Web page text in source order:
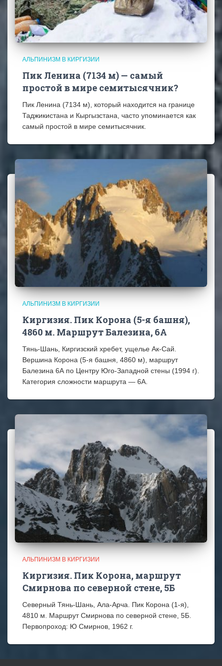
АЛЬПИНИЗМ В КИРГИЗИИ
Пик Ленина (7134 м) — самый
простой в мире семитысячник?
Пик Ленина (7134 м), который находится на границе
Таджикистана и Кыргызстана, часто упоминается как
самый простой в мире семитысячник.
АЛЬПИНИЗМ В КИРГИЗИИ
Киргизия. Пик Корона (5-я башня),
4860 м. Маршрут Балезина, 6А
Тянь-Шань, Киргизский хребет, ущелье Ак-Сай.
Вершина Корона (5-я башня, 4860 м), маршрут
Балезина 6А по Центру Юго-Западной стены (1994 г).
Категория сложности маршрута — 6А.
АЛЬПИНИЗМ В КИРГИЗИИ
Киргизия. Пик Корона, маршрут
Смирнова по северной стене, 5Б
Северный Тянь-Шань, Ала-Арча. Пик Корона (1-я),
4810 м. Маршрут Смирнова по северной стене, 5Б.
Первопроход: Ю Смирнов, 1962 г.